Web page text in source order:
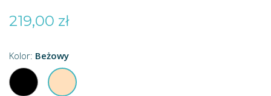
219,00 zł
Kolor: Beżowy
Czarny Beżowy